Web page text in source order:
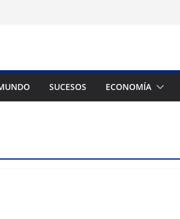
SUCESOS ECONOMÍA